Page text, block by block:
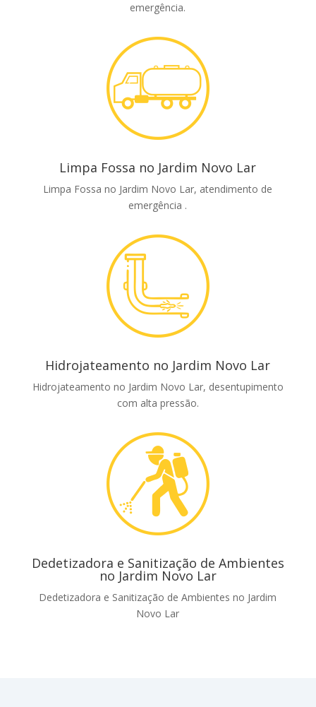
emergência.
Limpa Fossa no Jardim Novo Lar
Limpa Fossa no Jardim Novo Lar, atendimento de
emergência .
Hidrojateamento no Jardim Novo Lar
Hidrojateamento no Jardim Novo Lar, desentupimento
com alta pressão.
Dedetizadora e Sanitização de Ambientes
no Jardim Novo Lar
Dedetizadora e Sanitização de Ambientes no Jardim
Novo Lar